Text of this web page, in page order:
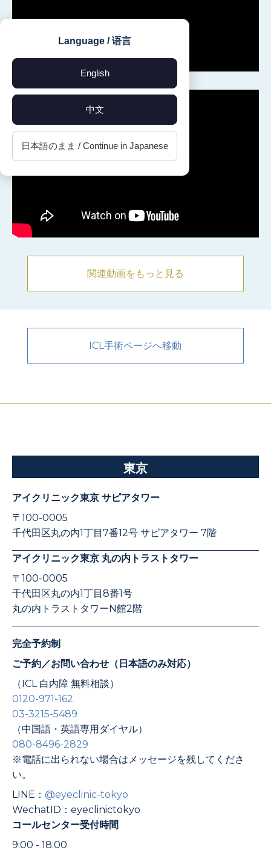
Language / 语言
English
中文
日本語のまま / Continue in Japanese
関連動画をもっと見る
ICL手術ページへ移動
東京
アイクリニック東京 サピアタワー
〒100-0005
千代田区丸の内1丁目7番12号 サピアタワー 7階
アイクリニック東京 丸の内トラストタワー
〒100-0005
千代田区丸の内1丁目8番1号
丸の内トラストタワーN館2階
完全予約制
ご予約／お問い合わせ（日本語のみ対応）
（ICL 白内障 無料相談）
0120-971-162
03-3215-5489
（中国語・英語専用ダイヤル）
080-8496-2829
※電話に出られない場合はメッセージを残してくださ
い。
LINE： @eyeclinic-tokyo
WechatID：eyeclinictokyo
コールセンター受付時間
9:00 - 18:00